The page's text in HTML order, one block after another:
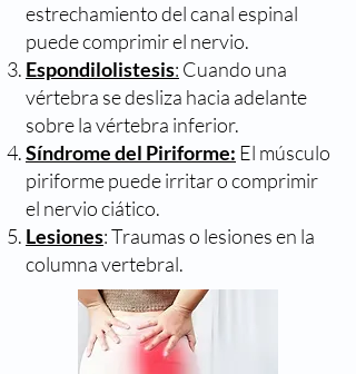
estrechamiento del canal espinal
puede comprimir el nervio.
Espondilolistesis: Cuando una
vértebra se desliza hacia adelante
sobre la vértebra inferior.
Síndrome del Piriforme: El músculo
piriforme puede irritar o comprimir
el nervio ciático.
Lesiones: Traumas o lesiones en la
columna vertebral.